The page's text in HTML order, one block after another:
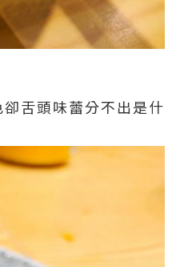
舌頭味蕾分不出是什